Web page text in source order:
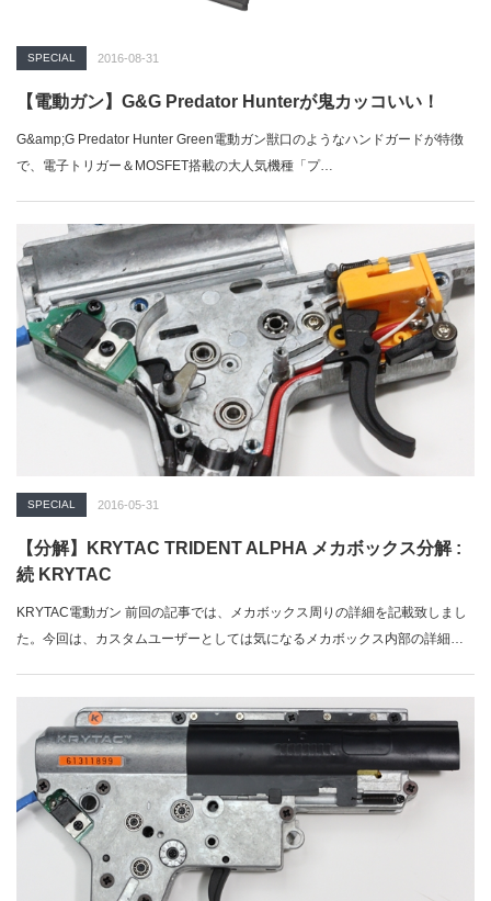
SPECIAL 2016-08-31
【電動ガン】G&G Predator Hunterが鬼カッコいい！
G&amp;G Predator Hunter Green電動ガン獣口のようなハンドガードが特徴
で、電子トリガー＆MOSFET搭載の大人気機種「プ…
SPECIAL 2016-05-31
【分解】KRYTAC TRIDENT ALPHA メカボックス分解 :
続 KRYTAC
KRYTAC電動ガン 前回の記事では、メカボックス周りの詳細を記載致しまし
た。今回は、カスタムユーザーとしては気になるメカボックス内部の詳細を